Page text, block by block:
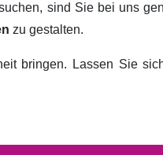
sind Sie bei uns
zu gestalten.
bringen. Lassen Sie